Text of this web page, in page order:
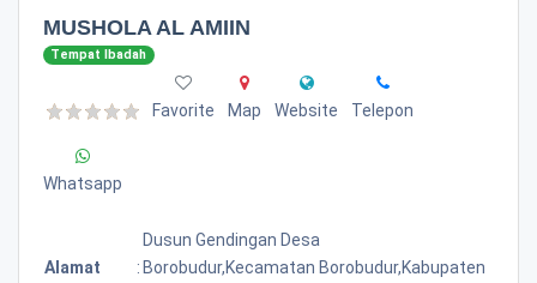
MUSHOLA AL AMIIN
Tempat Ibadah
Favorite Map Website Telepon
Whatsapp
Alamat :
Dusun Gendingan Desa
Borobudur,kecamatan Borobudur,kabupaten